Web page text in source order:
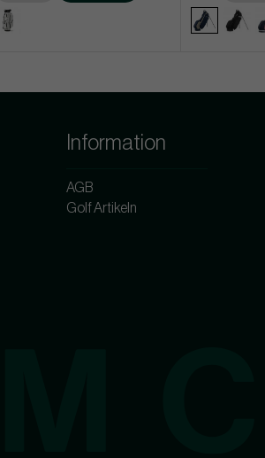
Information
AGB
Golf Artikeln